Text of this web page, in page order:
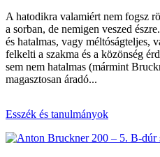
A hatodikra valamiért nem fogsz
a sorban, de nemigen veszed
és hatalmas, vagy méltóságteljes,
felkelti a szakma és a közönség
sem nem hatalmas (mármint
magasztosan áradó...
Esszék és tanulmányok